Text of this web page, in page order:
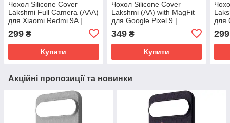
Чохол Silicone Cover
Lakshmi Full Camera (AAA)
для Xiaomi Redmi 9A |
Dasheen
299 ₴
Купити
Чохол Silicone Cover
Lakshmi (AA) with MagFit
для Google Pixel 9 |
Мікрофібра Чорний / Black
349₴
Купити
для
299
Акційні пропозиції та новинки